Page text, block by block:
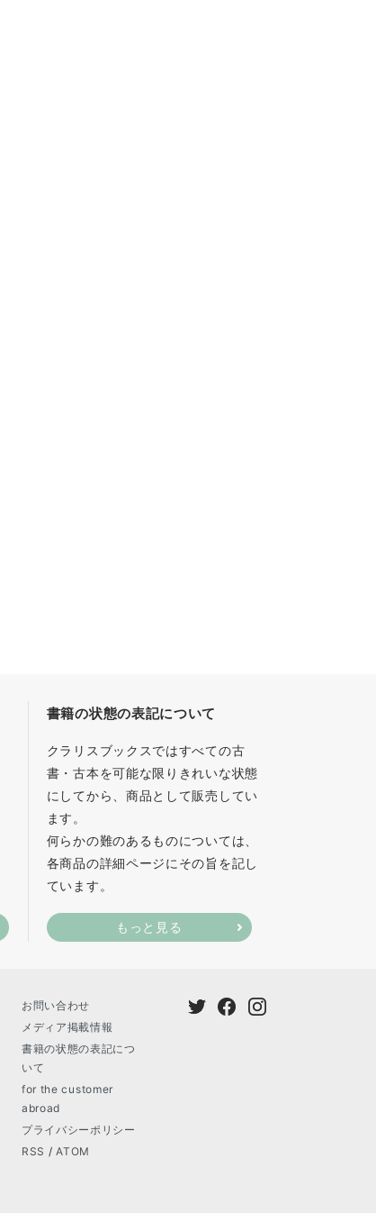
書籍の状態の表記について
クラリスブックスではすべての古
書・古本を可能な限りきれいな状態
にしてから、商品として販売してい
ます。
何らかの難のあるものについては、
各商品の詳細ページにその旨を記し
ています。
もっと見る
お問い合わせ
メディア掲載情報
書籍の状態の表記につ
いて
for the customer
abroad
プライバシーポリシー
RSS /ATOM